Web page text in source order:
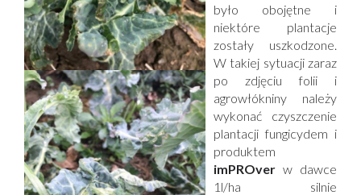
było obojętne i
niektóre plantacje
zostały uszkodzone.
W takiej sytuacji zaraz
po zdjęciu folii i
agrowłókniny należy
wykonać czyszczenie
plantacji fungicydem i
produktem
imPROver w dawce
1l/ha silnie